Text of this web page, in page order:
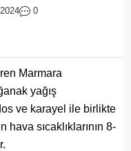
0
Marmara
yağış
ve karayel ile birlikte
sıcaklıklarının 8-